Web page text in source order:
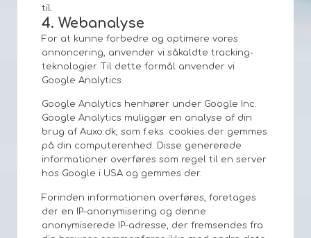
til.
4. Webanalyse
For at kunne forbedre og optimere vores
annoncering, anvender vi såkaldte tracking-
teknologier. Til dette formål anvender vi
Google Analytics.
Google Analytics henhører under Google Inc.
Google Analytics muliggør en analyse af din
brug af Auxo.dk, som f.eks. cookies der gemmes
på din computerenhed. Disse genererede
informationer overføres som regel til en server
hos Google i USA og gemmes der.
Forinden informationen overføres, foretages
der en IP-anonymisering og denne
anonymiserede IP-adresse, der fremsendes fra